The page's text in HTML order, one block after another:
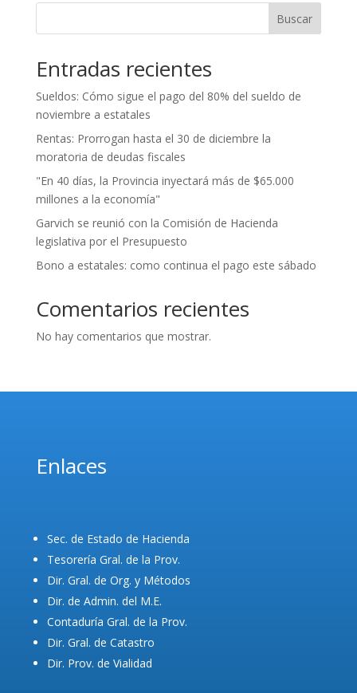
Buscar
Entradas recientes
Sueldos: Cómo sigue el pago del 80% del sueldo de
noviembre a estatales
Rentas: Prorrogan hasta el 30 de diciembre la
moratoria de deudas fiscales
"En 40 días, la Provincia inyectará más de $65.000
millones a la economía"
Garvich se reunió con la Comisión de Hacienda
legislativa por el Presupuesto
Bono a estatales: como continua el pago este sábado
Comentarios recientes
No hay comentarios que mostrar.
Enlaces
Sec. de Estado de Hacienda
Tesorería Gral. de la Prov.
Dir. Gral. de Org. y Métodos
Dir. de Admin. del M.E.
Contaduría Gral. de la Prov.
Dir. Gral. de Catastro
Dir. Prov. de Vialidad